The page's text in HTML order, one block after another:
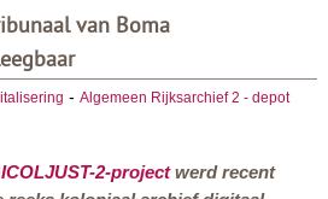
van Boma
- Algemeen Rijksarchief 2 - depot
2-projectwerd recent